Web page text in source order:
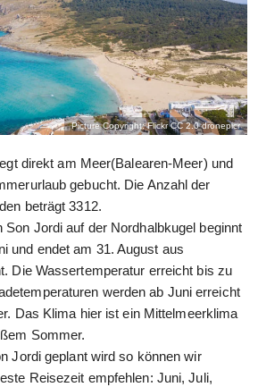
Picture Copyright: Flickr CC 2.0dronepicr
direkt am Meer(Balearen-Meer) und
gebucht. Die Anzahl der
beträgt 3312.
Son Jordi auf der Nordhalbkugel beginnt
und endet am 31. August aus
Die Wassertemperatur erreicht bis zu
werden ab Juni erreicht
Das Klima hier ist ein Mittelmeerklima
Sommer.
Jordi geplant wird so können wir
Reisezeit empfehlen: Juni, Juli,